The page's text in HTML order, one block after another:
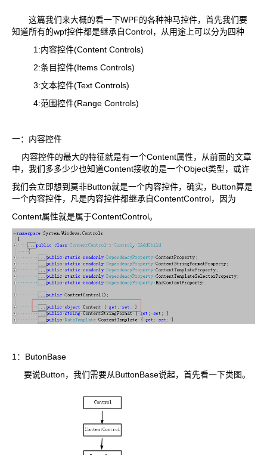
这篇我们来大概的看一下WPF的各种神马控件，首先我们要
知道所有的wpf控件都是继承自Control，从用途上可以分为四种
1:内容控件(Content Controls)
2:条目控件(Items Controls)
3:文本控件(Text Controls)
4:范围控件(Range Controls)
一：内容控件
内容控件的最大的特征就是有一个Content属性，从前面的文章
中，我们多多少少也知道Content接收的是一个Object类型，或许
我们会立即想到莫非Button就是一个内容控件，确实，Button算是
一个内容控件，凡是内容控件都继承自ContentControl，因为
Content属性就是属于ContentControl。
1：ButonBase
要说Button，我们需要从ButtonBase说起，首先看一下类图。